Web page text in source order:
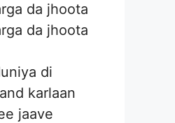
da jhoota
da jhoota
di
karlaan
jaave